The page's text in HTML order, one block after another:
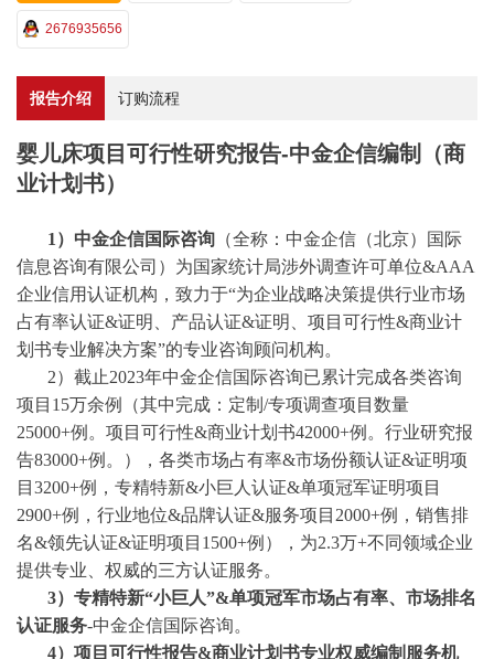
2676935656
报告介绍 订购流程
婴儿床项目可行性研究报告-中金企信编制（商
业计划书）
1）中金企信国际咨询 （全称：中金企信（北京）国际
信息咨询有限公司）为国家统计局涉外调查许可单位&AAA
企业信用认证机构，致力于“为企业战略决策提供行业市场
占有率认证&证明、产品认证&证明、项目可行性&商业计
划书专业解决方案”的专业咨询顾问机构。
2）截止2023年中金企信国际咨询已累计完成各类咨询
项目15万余例（其中完成： 定制 /专项调查项目数量
25000+例。项目可行性&商业计划书42000+例。行业研究报
告83000+例。），各类市场占有率&市场份额认证&证明项
目3200+例，专精特新&小巨人认证&单项冠军证明项目
2900+例，行业地位&品牌认证&服务项目2000+例，销售排
名&领先认证&证明项目1500+例），为2.3万+不同领域企业
提供专业、权威的三方认证服务。
3）专精特新“小巨人”&单项冠军市场占有率、市场排名
认证服务-中金企信国际咨询。
4）项目可行性报告&商业计划书专业权威编制服务机